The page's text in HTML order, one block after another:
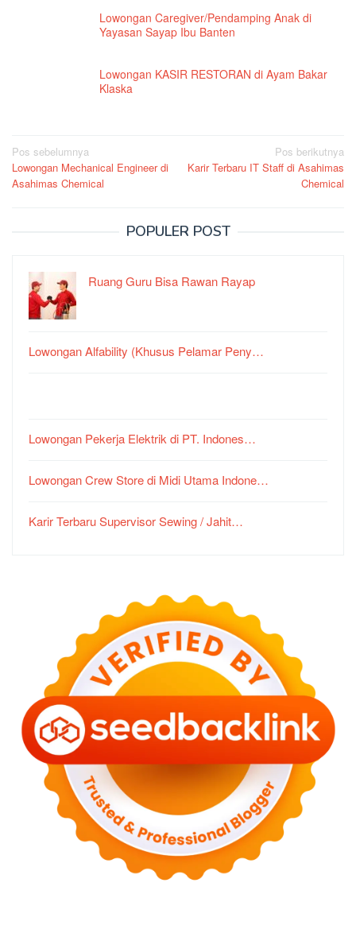
Lowongan Caregiver/Pendamping Anak di
Yayasan Sayap Ibu Banten
Lowongan KASIR RESTORAN di Ayam Bakar
Klaska
Navigasi
pos
Pos sebelumnya
Lowongan Mechanical Engineer di
Asahimas Chemical
Pos berikutnya
Karir Terbaru IT Staff di Asahimas
Chemical
POPULER POST
Ruang Guru Bisa Rawan Rayap
Lowongan Alfability (Khusus Pelamar Peny…
Lowongan Pekerja Elektrik di PT. Indones…
Lowongan Crew Store di Midi Utama Indone…
Karir Terbaru Supervisor Sewing / Jahit…